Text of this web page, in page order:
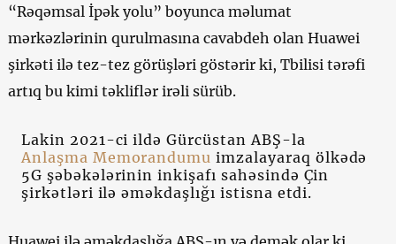
“Rəqəmsal İpək yolu” boyunca məlumat
mərkəzlərinin qurulmasına cavabdeh olan Huawei
şirkəti ilə tez-tez görüşləri göstərir ki, Tbilisi tərəfi
artıq bu kimi təkliflər irəli sürüb.
Lakin 2021-ci ildə Gürcüstan ABŞ-la
Anlaşma Memorandumu imzalayaraq ölkədə
5G şəbəkələrinin inkişafı sahəsində Çin
şirkətləri ilə əməkdaşlığı istisna etdi.